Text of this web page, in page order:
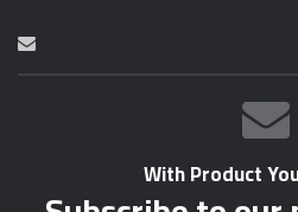
With Product